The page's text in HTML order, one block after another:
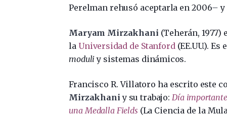
Perelman rehusó aceptarla en 2006–y
Maryam Mirzakhani (Teherán, 1977)
la Universidad de Stanford (EE.UU.).
moduli y sistemas dinámicos.
Francisco R. Villatoro ha escrito este
Mirzakhani y su trabajo: Día
una Medalla Fields (La Ciencia de la